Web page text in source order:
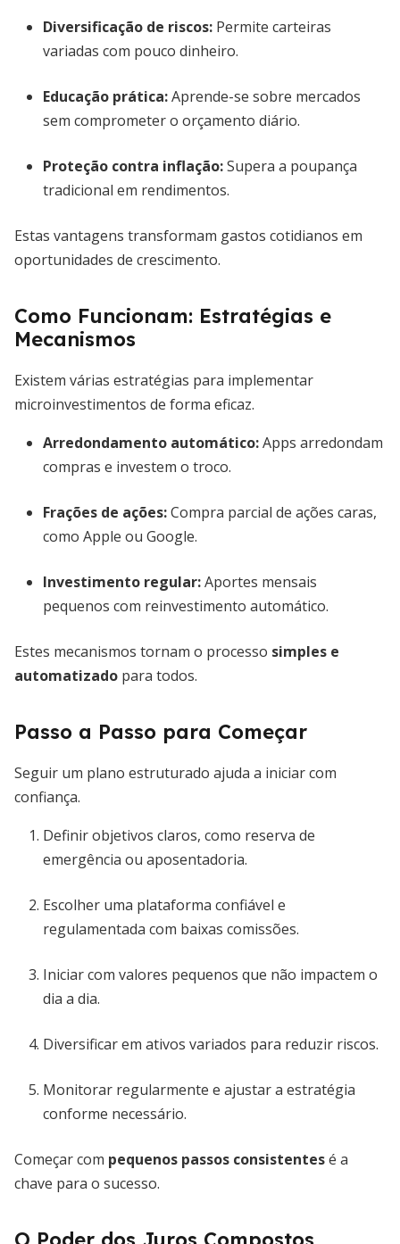
Diversificação de riscos: Permite carteiras
variadas com pouco dinheiro.
Educação prática:Aprende-se sobre mercados
sem comprometer o orçamento diário.
Proteção contra inflação:Supera a poupança
tradicional em rendimentos.
Estas vantagens transformam gastos cotidianos em
oportunidades de crescimento.
Como Funcionam: Estratégias e
Mecanismos
Existem várias estratégias para implementar
microinvestimentos de forma eficaz.
Arredondamento automático:Apps arredondam
compras e investem o troco.
Frações de ações:Compra parcial de ações caras,
como Apple ou Google.
Investimento regular:Aportes mensais
pequenos com reinvestimento automático.
Estes mecanismos tornam o processo simples e
automatizado para todos.
Passo a Passo para Começar
Seguir um plano estruturado ajuda a iniciar com
confiança.
Definir objetivos claros, como reserva de
emergência ou aposentadoria.
Escolher uma plataforma confiável e
regulamentada com baixas comissões.
Iniciar com valores pequenos que não impactem o
dia a dia.
Diversificar em ativos variados para reduzir riscos.
Monitorar regularmente e ajustar a estratégia
conforme necessário.
Começar com pequenos passos consistentesé a
chave para o sucesso.